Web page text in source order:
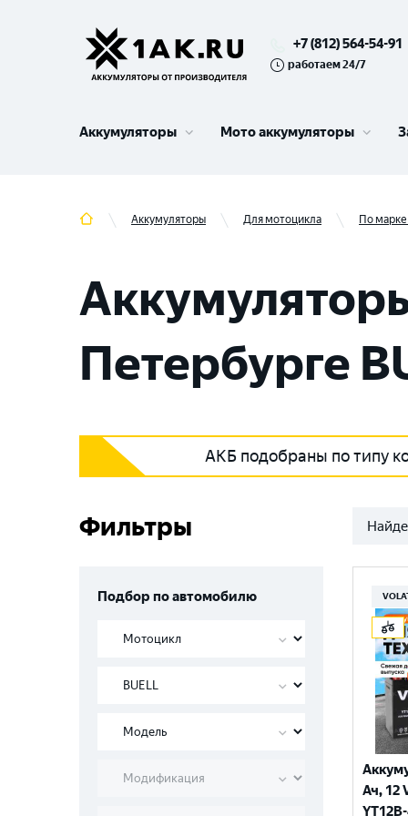
+7 (812) 564-54-91
работаем 24/7
Аккумуляторы Мото аккумуляторы
Аккумуляторы Для мотоцикла По
Петербурге
АКБ подобраны по типу
Фильтры
Подбор по автомобилю
Ач, 12